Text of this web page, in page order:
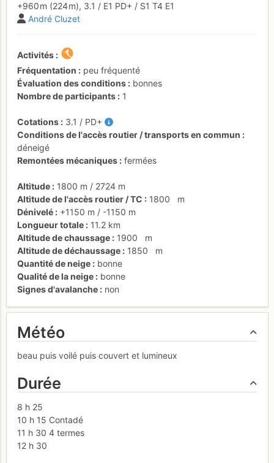
+960 m (224 m), 3.1 / E1 PD+ / S1 T4 E1
André Cluzet
Activités
Fréquentation
peu fréquenté
Évaluation des conditions
bonnes
Nombre de participants
1
Cotations 3.1 / PD+
Conditions de l'accès routier / transports en commun
déneigé
Remontées mécaniques
fermées
Altitude 1800 m / 2724 m
Altitude de l'accès routier / TC
1800
m
Dénivelé
+1150 m / -1150 m
Longueur totale
11.2 km
Altitude de chaussage
1900
m
Altitude de déchaussage
1850
m
Quantité de neige
bonne
Qualité de la neige
bonne
Signes d'avalanche
non
Météo
beau puis voilé puis couvert et lumineux
Durée
8 h 25
10 h 15 Contadé
11 h 30 4 termes
12 h 30